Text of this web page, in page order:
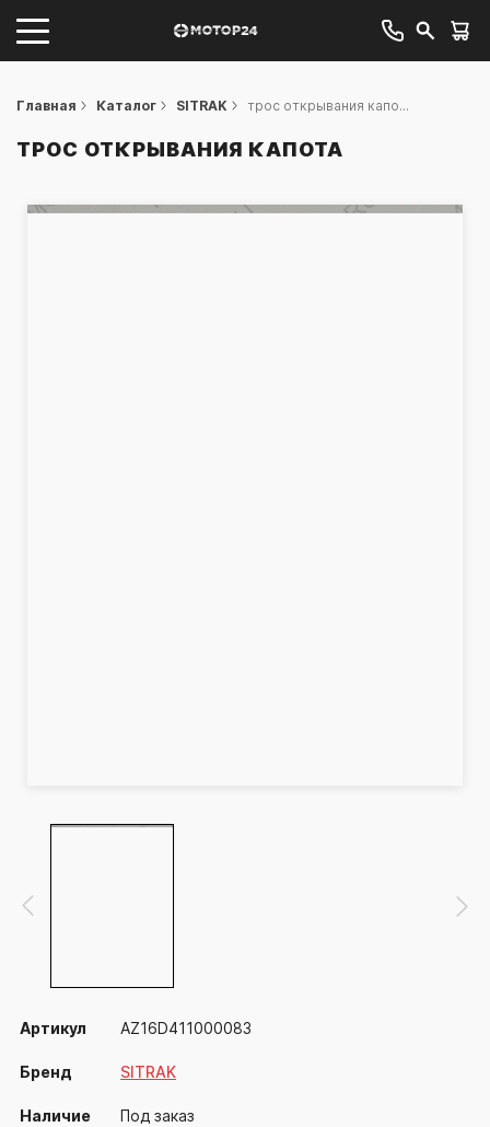
Главная Каталог SITRAK трос открывания капо...
ТРОС ОТКРЫВАНИЯ КАПОТА
Артикул AZ16D411000083
Бренд SITRAK
Наличие Под заказ